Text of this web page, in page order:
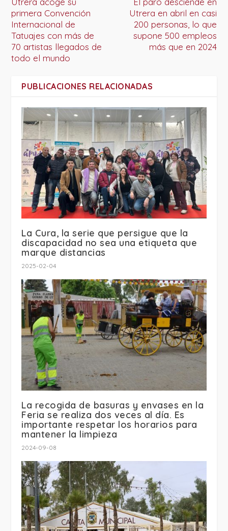
primera Convención
Internacional de
Tatuajes con más de
70 artistas llegados de
todo el mundo
Utrera en abril en casi
200 personas, lo que
supone 500 empleos
más que en 2024
PUBLICACIONES RELACIONADAS
La Cura, la serie que persigue que la
discapacidad no sea una etiqueta que
marque distancias
2025-02-04
La recogida de basuras y envases en la
Feria se realiza dos veces al día. Es
importante respetar los horarios para
mantener la limpieza
2024-09-08